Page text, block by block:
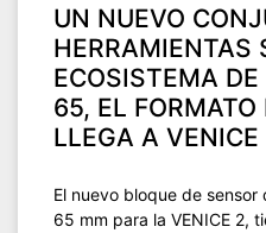
UN NUEVO
HERRAMIENTAS
ECOSISTEMA
65, EL
LLEGA A VENICE
El nuevo bloque de
65 mm para la VENICE 2,